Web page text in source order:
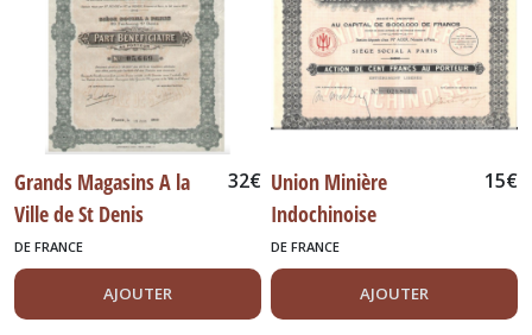
Grands Magasins A la
Ville de St Denis
32€
DE FRANCE
AJOUTER
Union Minière
Indochinoise
15€
DE FRANCE
AJOUTER